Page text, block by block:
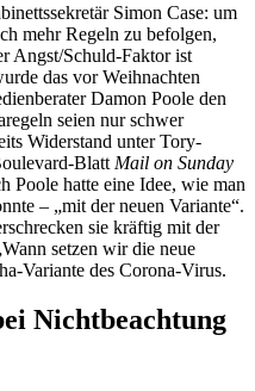
Simon Case: um
mehr Regeln zu befolgen,
Angst/Schuld-Faktor ist
das vor Weihnachten
Damon Poole den
seien nur schwer
Widerstand unter Tory-
Blatt Mail on Sunday
Poole hatte eine Idee, wie man
– „mit der neuen Variante“.
sie kräftig mit der
setzen wir die neue
Variante des Corona-Virus.
Nichtbeachtung